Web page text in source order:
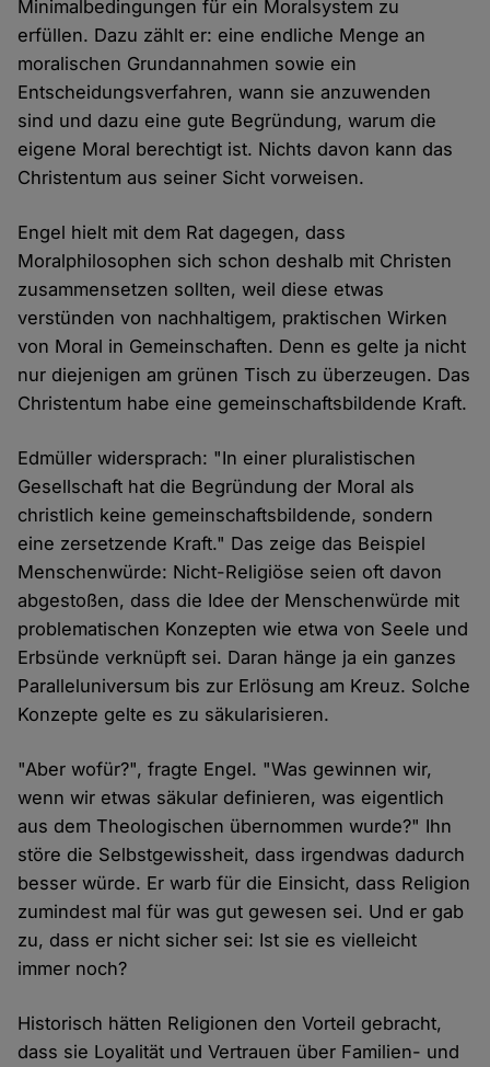
Minimalbedingungen für ein Moralsystem zu
erfüllen. Dazu zählt er: eine endliche Menge an
moralischen Grundannahmen sowie ein
Entscheidungsverfahren, wann sie anzuwenden
sind und dazu eine gute Begründung, warum die
eigene Moral berechtigt ist. Nichts davon kann das
Christentum aus seiner Sicht vorweisen.
Engel hielt mit dem Rat dagegen, dass
Moralphilosophen sich schon deshalb mit Christen
zusammensetzen sollten, weil diese etwas
verstünden von nachhaltigem, praktischen Wirken
von Moral in Gemeinschaften. Denn es gelte ja nicht
nur diejenigen am grünen Tisch zu überzeugen. Das
Christentum habe eine gemeinschaftsbildende Kraft.
Edmüller widersprach: "In einer pluralistischen
Gesellschaft hat die Begründung der Moral als
christlich keine gemeinschaftsbildende, sondern
eine zersetzende Kraft." Das zeige das Beispiel
Menschenwürde: Nicht-Religiöse seien oft davon
abgestoßen, dass die Idee der Menschenwürde mit
problematischen Konzepten wie etwa von Seele und
Erbsünde verknüpft sei. Daran hänge ja ein ganzes
Paralleluniversum bis zur Erlösung am Kreuz. Solche
Konzepte gelte es zu säkularisieren.
"Aber wofür?", fragte Engel. "Was gewinnen wir,
wenn wir etwas säkular definieren, was eigentlich
aus dem Theologischen übernommen wurde?" Ihn
störe die Selbstgewissheit, dass irgendwas dadurch
besser würde. Er warb für die Einsicht, dass Religion
zumindest mal für was gut gewesen sei. Und er gab
zu, dass er nicht sicher sei: Ist sie es vielleicht
immer noch?
Historisch hätten Religionen den Vorteil gebracht,
dass sie Loyalität und Vertrauen über Familien- und